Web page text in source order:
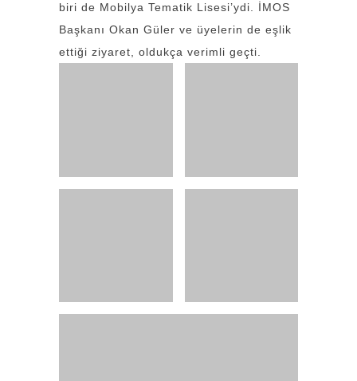
biri de Mobilya Tematik Lisesi’ydi. İMOS
Başkanı Okan Güler ve üyelerin de eşlik
ettiği ziyaret, oldukça verimli geçti.